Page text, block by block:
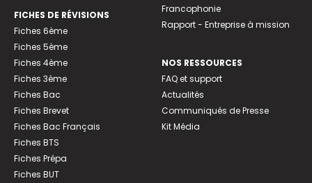
FICHES DE RÉVISIONS
Fiches 6ème
Fiches 5ème
Fiches 4ème
Fiches 3ème
Fiches Bac
Fiches Brevet
Fiches Bac Français
Fiches BTS
Fiches Prépa
Fiches BUT
Francophonie
Rapport - Entreprise à mission
NOS RESSOURCES
FAQ et support
Actualités
Communiqués de Presse
Kit Média